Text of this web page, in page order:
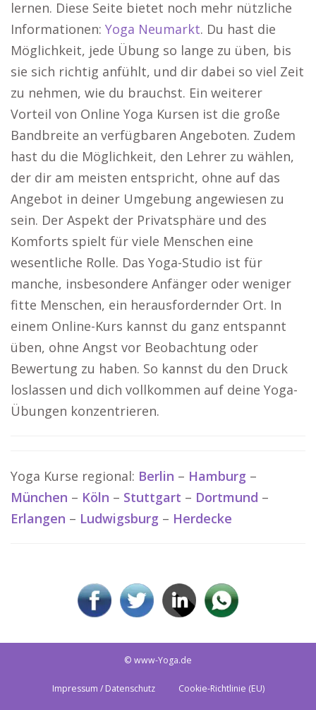
lernen. Diese Seite bietet noch mehr nützliche
Informationen: Yoga Neumarkt. Du hast die
Möglichkeit, jede Übung so lange zu üben, bis
sie sich richtig anfühlt, und dir dabei so viel Zeit
zu nehmen, wie du brauchst. Ein weiterer
Vorteil von Online Yoga Kursen ist die große
Bandbreite an verfügbaren Angeboten. Zudem
hast du die Möglichkeit, den Lehrer zu wählen,
der dir am meisten entspricht, ohne auf das
Angebot in deiner Umgebung angewiesen zu
sein. Der Aspekt der Privatsphäre und des
Komforts spielt für viele Menschen eine
wesentliche Rolle. Das Yoga-Studio ist für
manche, insbesondere Anfänger oder weniger
fitte Menschen, ein herausfordernder Ort. In
einem Online-Kurs kannst du ganz entspannt
üben, ohne Angst vor Beobachtung oder
Bewertung zu haben. So kannst du den Druck
loslassen und dich vollkommen auf deine Yoga-
Übungen konzentrieren.
Yoga Kurse regional: Berlin – Hamburg –
München – Köln – Stuttgart – Dortmund –
Erlangen – Ludwigsburg – Herdecke
© www-Yoga.de
Impressum / Datenschutz Cookie-Richtlinie (EU)